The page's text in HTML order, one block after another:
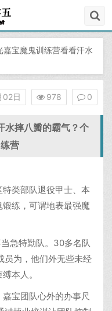
嘉宝魔鬼训练营看看汗水
02日 978 0
水摔八瓣的霸气？个
营
类部队退役甲士、本
练，可谓地表最强魔
急特勤队。30多名队
员为，他们外无些未经
本人。
宝团队心外的办事尺